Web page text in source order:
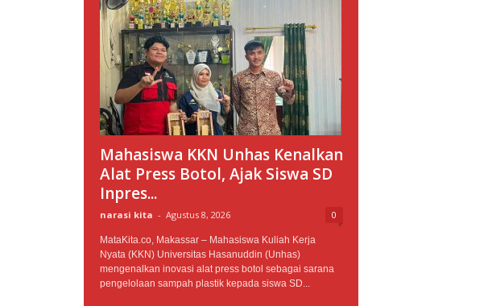
Mahasiswa KKN Unhas Kenalkan
Alat Press Botol, Ajak Siswa SD
Inpres...
narasi kita - Agustus 8, 2026 0
MataKita.co, Makassar – Mahasiswa Kuliah Kerja
Nyata (KKN) Universitas Hasanuddin (Unhas)
mengenalkan inovasi alat press botol sebagai sarana
pengelolaan sampah plastik kepada siswa SD...